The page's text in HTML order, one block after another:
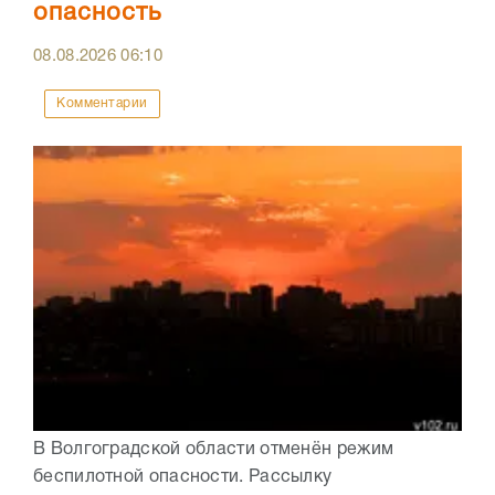
опасность
08.08.202606:10
Комментарии
В Волгоградской области отменён режим
беспилотной опасности. Рассылку